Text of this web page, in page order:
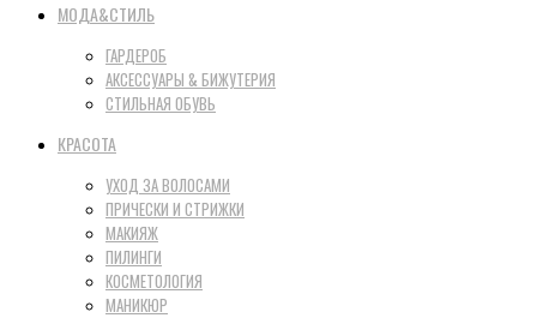
МОДА&СТИЛЬ
ГАРДЕРОБ
АКСЕССУАРЫ & БИЖУТЕРИЯ
СТИЛЬНАЯ ОБУВЬ
КРАСОТА
УХОД ЗА ВОЛОСАМИ
ПРИЧЕСКИ И СТРИЖКИ
МАКИЯЖ
ПИЛИНГИ
КОСМЕТОЛОГИЯ
МАНИКЮР